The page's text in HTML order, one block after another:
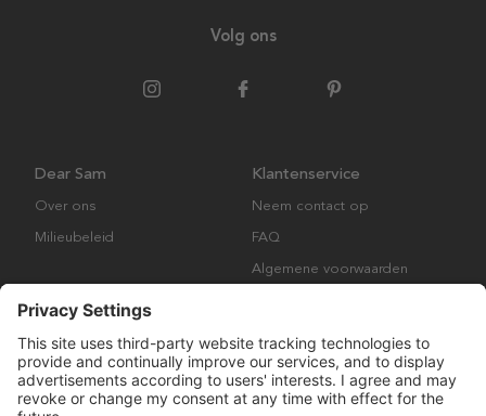
Volg ons
Dear Sam
Over ons
Milieubeleid
Klantenservice
Neem contact op
FAQ
Algemene voorwaarden